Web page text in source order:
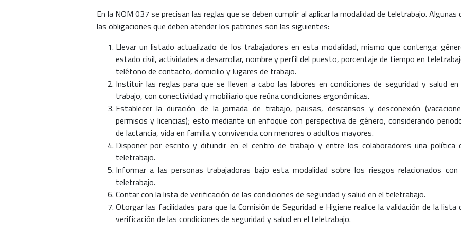
En la NOM 037 se precisan las reglas que se deben cumplir al aplicar la modalidad de teletrabajo. Algunas
las obligaciones que deben atender los patrones son las siguientes:
Llevar un listado actualizado de los trabajadores en esta modalidad, mismo que contenga:
estado civil, actividades a desarrollar, nombre y perfil del puesto, porcentaje de tiempo en
teléfono de contacto, domicilio y lugares de trabajo.
Instituir las reglas para que se lleven a cabo las labores en condiciones de seguridad y salud en
trabajo, con conectividad y mobiliario que reúna condiciones ergonómicas.
Establecer la duración de la jornada de trabajo, pausas, descansos y desconexión
permisos y licencias); esto mediante un enfoque con perspectiva de género, considerando
de lactancia, vida en familia y convivencia con menores o adultos mayores.
Disponer por escrito y difundir en el centro de trabajo y entre los colaboradores una política
teletrabajo.
Informar a las personas trabajadoras bajo esta modalidad sobre los riesgos relacionados con
teletrabajo.
Contar con la lista de verificación de las condiciones de seguridad y salud en el teletrabajo.
Otorgar las facilidades para que la Comisión de Seguridad e Higiene realice la validación de la lista
verificación de las condiciones de seguridad y salud en el teletrabajo.